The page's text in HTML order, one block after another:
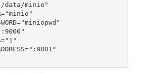
data/minio"